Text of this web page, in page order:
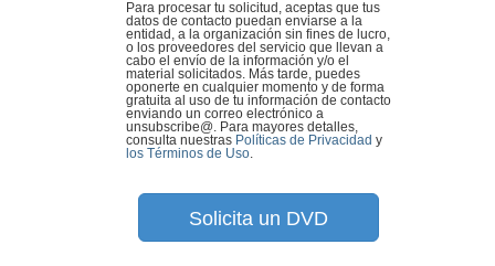
Para procesar tu solicitud, aceptas que tus
datos de contacto puedan enviarse a la
entidad, a la organización sin fines de lucro,
o los proveedores del servicio que llevan a
cabo el envío de la información y/o el
material solicitados. Más tarde, puedes
oponerte en cualquier momento y de forma
gratuita al uso de tu información de contacto
enviando un correo electrónico a
unsubscribe@ . Para mayores detalles,
consulta nuestras Políticas de Privacidad y
los Términos de Uso
Solicita un DVD